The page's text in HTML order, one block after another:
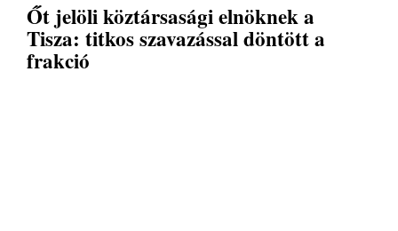
Őt jelöli köztársasági elnöknek a
Tisza: titkos szavazással döntött a
frakció